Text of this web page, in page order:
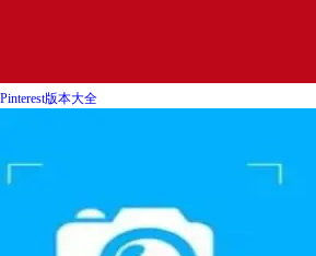
Pinterest版本大全